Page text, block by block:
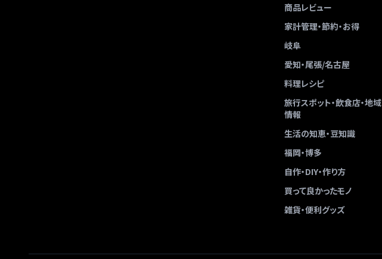
商品レビュー
家計管理・節約・お得
岐阜
愛知・尾張/名古屋
料理レシピ
旅行スポット・飲食店・地域
情報
生活の知恵・豆知識
福岡・博多
自作・DIY・作り方
買って良かったモノ
雑貨・便利グッズ